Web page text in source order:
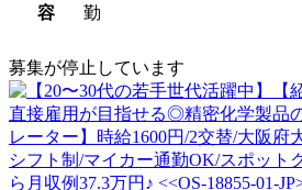
容
勤
募集が停止しています